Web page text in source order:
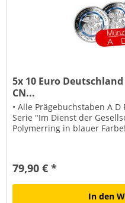
5x 10 Euro
CN...
• Alle Prägebuchstaben A D
Serie "Im Dienst der
Polymerring in blauer Farbe!
79,90 € *
In den